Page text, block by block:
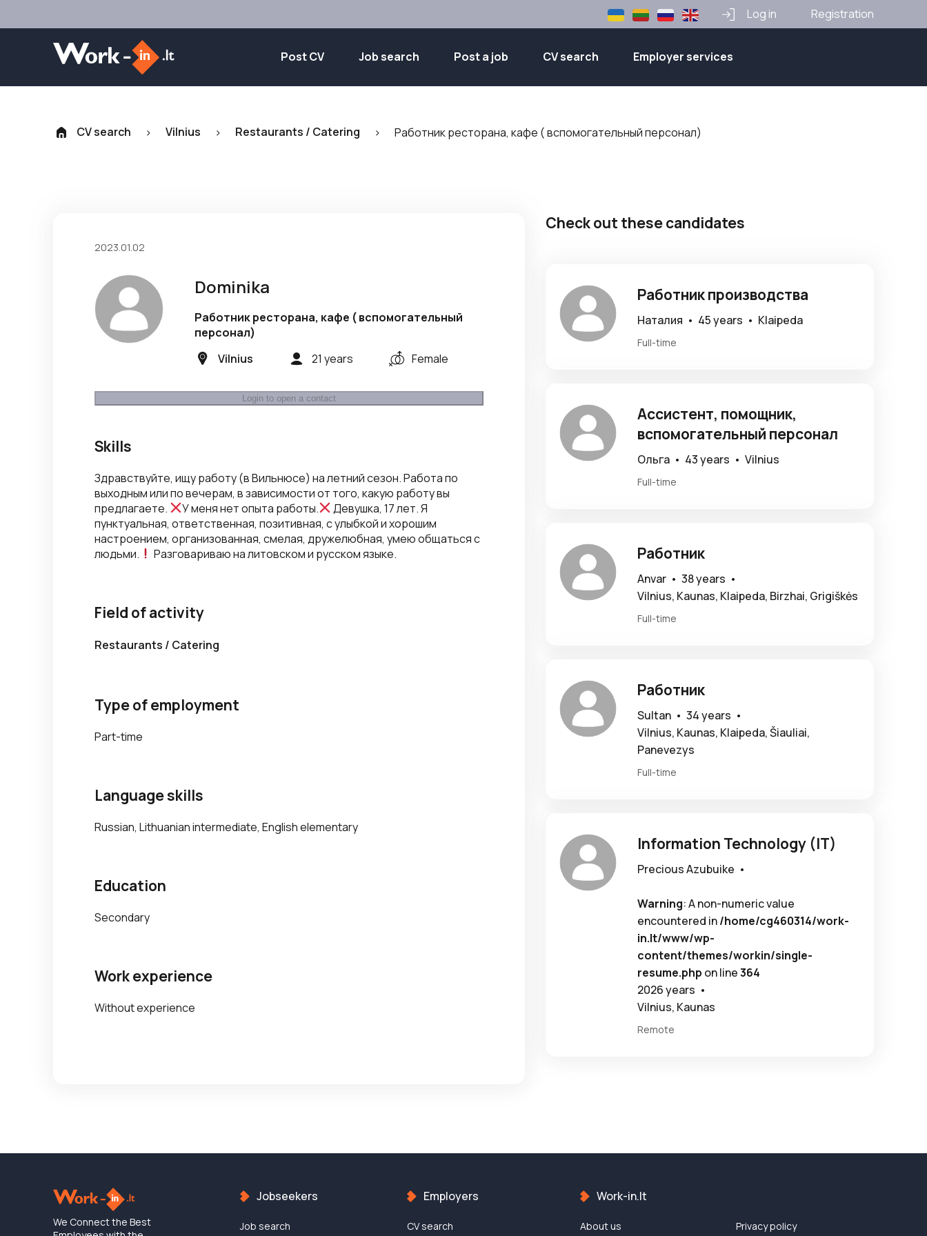
Log in Registration
Post CV Job search Post a job CV search Employer services
CV search > Vilnius > Restaurants / Catering > Работник ресторана, кафе ( вспомогательный персонал)
2023.01.02
Dominika
Работник ресторана, кафе ( вспомогательный
персонал)
Vilnius
21 years Female
Login to open a contact
Skills
Здравствуйте, ищу работу (в Вильнюсе) на летний сезон. Работа по
выходным или по вечерам, в зависимости от того, какую работу вы
предлагаете.
У меня нет опыта работы.
Девушка, 17 лет. Я
пунктуальная, ответственная, позитивная, с улыбкой и хорошим
настроением, организованная, смелая, дружелюбная, умею общаться с
людьми.
Разговариваю на литовском и русском языке.
Field of activity
Restaurants / Catering
Type of employment
Part-time
Language skills
Russian, Lithuanian intermediate, English elementary
Education
Secondary
Work experience
Without experience
Check out these candidates
Работник производства
Наталия • 45 years • Klaipeda
Full-time
Ассистент, помощник,
вспомогательный персонал
Ольга • 43 years • Vilnius
Full-time
Работник
Anvar • 38 years •
Vilnius, Kaunas, Klaipeda, Birzhai, Grigiškės
Full-time
Работник
Sultan • 34 years •
Vilnius, Kaunas, Klaipeda, Šiauliai,
Panevezys
Full-time
Information Technology (IT)
Precious Azubuike •
Warning: A non-numeric value
encountered in/home/cg460314/work-
in.lt/www/wp-
content/themes/workin/single-
resume.php on line364
2026 years •
Vilnius, Kaunas
Remote
We Connect the Best
Jobseekers
Job search
Employers
CV search
Work-in.lt
About us Privacy policy